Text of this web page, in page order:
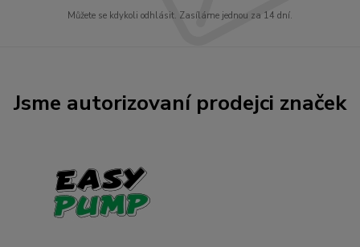
Můžete se kdykoli odhlásit. Zasíláme jednou za 14 dní.
Jsme autorizovaní prodejci značek